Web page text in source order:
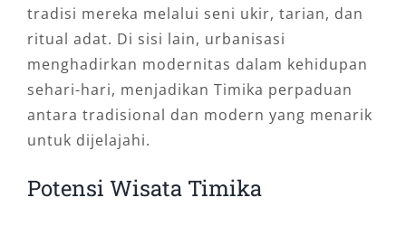
tradisi mereka melalui seni ukir, tarian, dan
ritual adat. Di sisi lain, urbanisasi
menghadirkan modernitas dalam kehidupan
sehari-hari, menjadikan Timika perpaduan
antara tradisional dan modern yang menarik
untuk dijelajahi.
Potensi Wisata Timika